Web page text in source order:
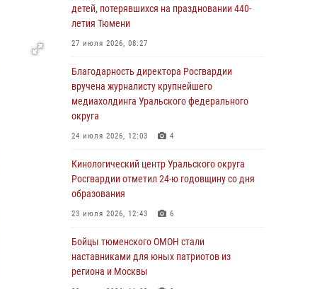
06 августа 2026, 12:33 2
области» в рамках акции «Храним огонь
06 августа 2026, 04:41 3
Росгвардейцы в Тюменской области почтили
Яковлева
05 августа 2026, 11:03 4
В Тюмени офицер Росгвардии в радиоэфире
владения оружием
05 августа 2026, 09:56 2
Военнослужащие Росгвардии сбили дрон-
детей, потерявшихся на праздновании 440-
летия Тюмени
27 июля 2026, 08:27
Благодарность директора Росгвардии
вручена журналисту крупнейшего
медиахолдинга Уральского федерального
округа
24 июля 2026, 12:03 4
Кинологический центр Уральского округа
Росгвардии отметил 24-ю годовщину со дня
образования
23 июля 2026, 12:43 6
Бойцы тюменского ОМОН стали
наставниками для юных патриотов из
региона и Москвы